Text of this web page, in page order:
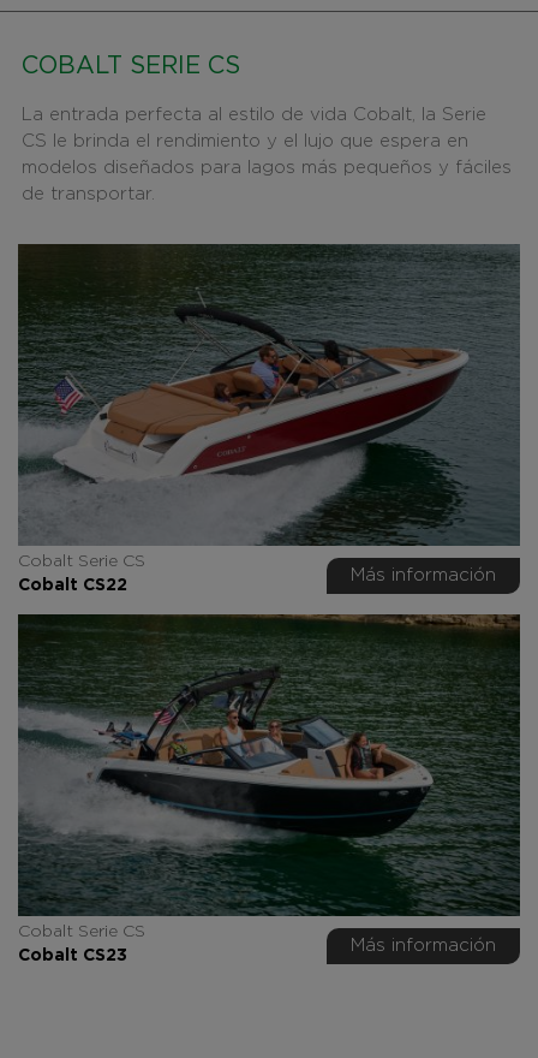
COBALT SERIE CS
La entrada perfecta al estilo de vida Cobalt, la Serie
CS le brinda el rendimiento y el lujo que espera en
modelos diseñados para lagos más pequeños y fáciles
de transportar.
Cobalt Serie CS
Cobalt CS22
Más información
Cobalt Serie CS
Cobalt CS23
Más información